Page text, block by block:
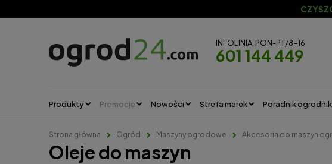
INFOLINIA, PON-PT/8-16
601 144 449
Produkty Promocje Nowości Strefa marek Poradnik
Strona główna Ogród Maszyny ogrodowe Akcesoria do maszyn
Oleje do maszyn